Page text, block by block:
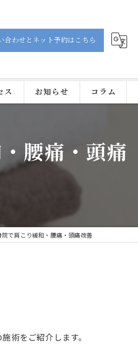
合わせとネット予約はこちら
ス お知らせ コラム
腰痛・頭痛
で肩こり緩和・腰痛・頭痛改善
術をご紹介します。